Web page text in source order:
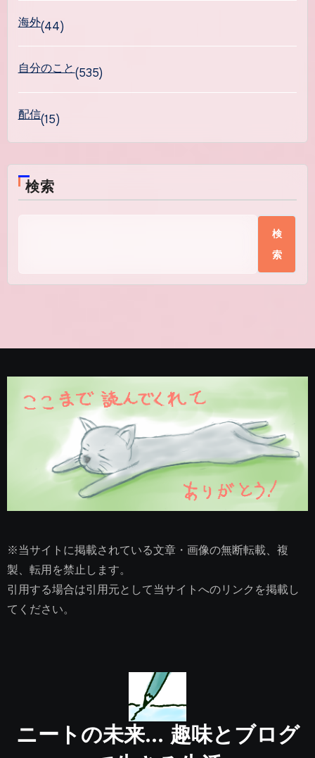
海外(44)
自分のこと(535)
配信(15)
検索
検
索
※当サイトに掲載されている文章・画像の無断転載、複
製、転用を禁止します。
引用する場合は引用元として当サイトへのリンクを掲載し
てください。
ニートの未来… 趣味とブログ